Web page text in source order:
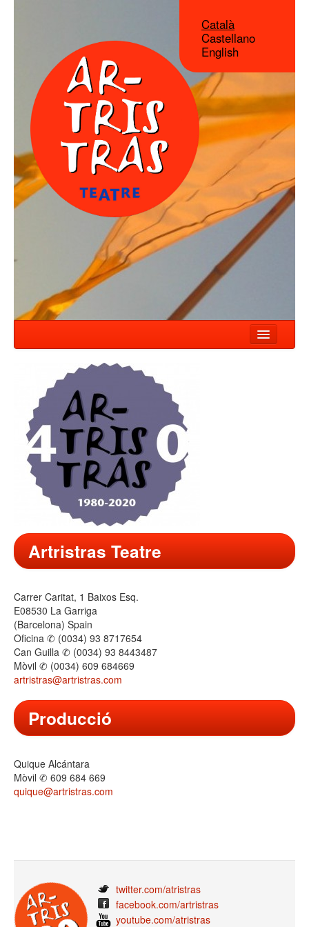
Català
Castellano
English
NOTÍCIES
ESPECTACLES
COMPANYIA
TALLER
CONTACTE
Artristras Teatre
Carrer Caritat, 1 Baixos Esq.
E08530 La Garriga
(Barcelona) Spain
Oficina ✆ (0034) 93 8717654
Can Guilla ✆ (0034) 93 8443487
Mòvil ✆ (0034) 609 684669
artristras@artristras.com
Producció
Quique Alcántara
Mòvil ✆ 609 684 669
quique@artristras.com
twitter.com/atristras
facebook.com/artristras
youtube.com/atristras